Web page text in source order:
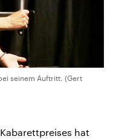
seinem Auftritt. (Gert
hat